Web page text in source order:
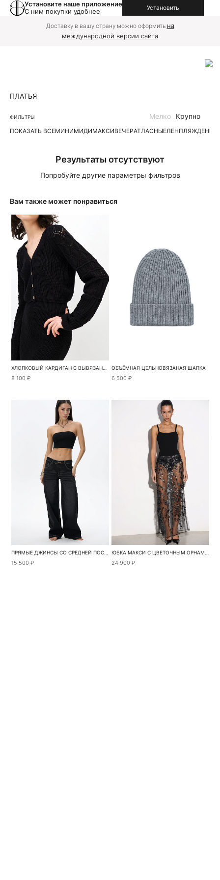
Установите наше приложение
С ним покупки удобнее
Установить
Доставку в вашу страну можно оформить на
международной версии сайта
ПЛАТЬЯ
ФИЛЬТРЫ
ПОКАЗАТЬ ВСЕМИНИМИДИМАКСИВЕЧЕРАТЛАСНЫЕЛЕНПЛЯЖДЕНИМ
Мелко Крупно
Результаты отсутствуют
Попробуйте другие параметры фильтров
Вам также может понравиться
ХЛОПКОВЫЙ КАРДИГАН С ВЫВЯЗАННЫМИ РУКАВАМИ
8 100 ₽
ОБЪЁМНАЯ ЦЕЛЬНОВЯЗАНАЯ ШАПКА
6 500 ₽
ПРЯМЫЕ ДЖИНСЫ СО СРЕДНЕЙ ПОСАДКОЙ
15 500 ₽
ЮБКА МАКСИ С ЦВЕТОЧНЫМ ОРНАМЕНТОМ
24 900 ₽